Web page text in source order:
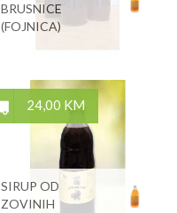
BRUSNICE
(FOJNICA)
24,00 KM
SIRUP OD
ZOVINIH